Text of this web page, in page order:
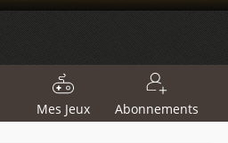
Mes Jeux Abonnements